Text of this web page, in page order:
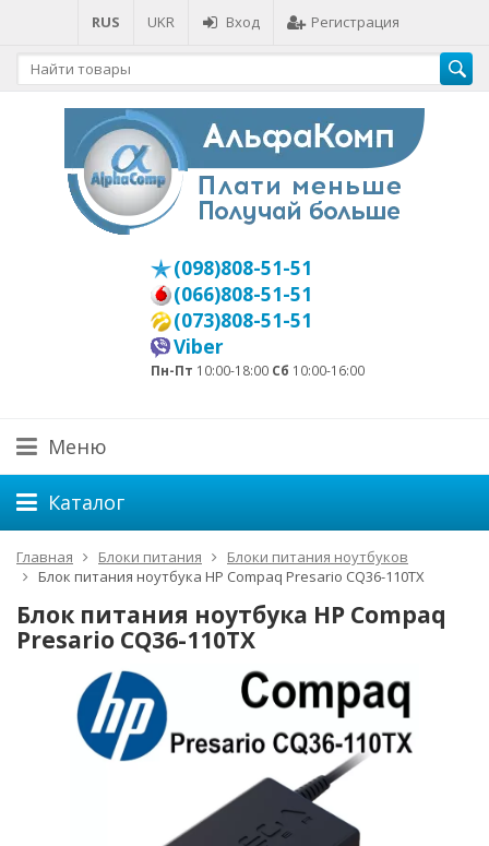
RUS UKR Вход Регистрация
(098)808-51-51
(066)808-51-51
(073)808-51-51
Viber
Пн-Пт 10:00-18:00 Сб 10:00-16:00
Меню
Каталог
Главная Блоки питания
Блоки питания ноутбуков
Блок питания ноутбука HP Compaq Presario CQ36-110TX
Блок питания ноутбука HP Compaq
Presario CQ36-110TX